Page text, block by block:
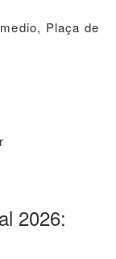
Plaça de
2026: